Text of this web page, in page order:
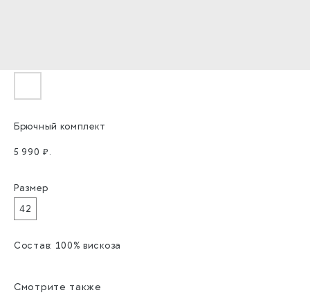
Брючный комплект
5 990 ₽.
Размер
42
Состав: 100% вискоза
Смотрите также